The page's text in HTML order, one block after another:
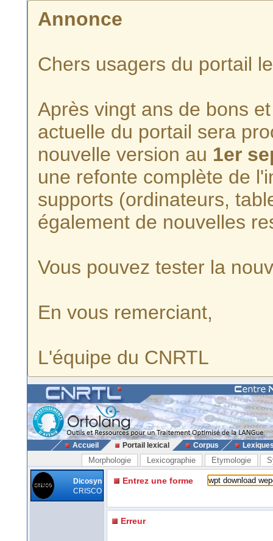
Annonce
Chers usagers du portail
Après vingt ans de bons
actuelle du portail sera
nouvelle version au 1er
une refonte complète de
supports (ordinateurs,
également de nouvelles
Vous pouvez tester la
En vous remerciant,
L'équipe du CNRTL
Accueil Portail lexical Corpus
Morphologie Lexicographie Etymologie
Dicosyn
CRISCO
Entrez une forme
Erreur